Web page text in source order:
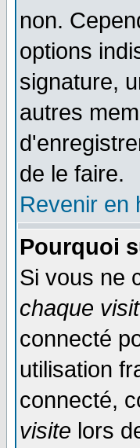
non.
options
signature,
autres
de le faire.
Revenir en
Pourquoi
Si vous ne
chaque
connecté
utilisation
connecté,
visite lors